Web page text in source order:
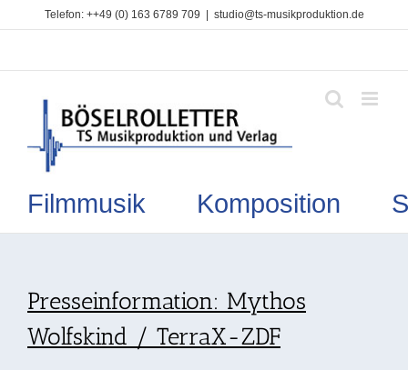
Telefon: ++49 (0) 163 6789 709 studio@ts-musikproduktion.de
Filmmusik Komposition
Presseinformation: Mythos
Wolfskind / TerraX-ZDF